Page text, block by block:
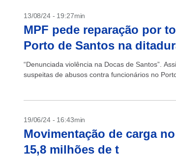
13/08/24 - 19:27min
MPF pede reparação por
Porto de Santos na
“Denunciada violência na Docas de Santos”.
suspeitas de abusos contra funcionários no
19/06/24 - 16:43min
Movimentação de carga
15,8 milhões de t